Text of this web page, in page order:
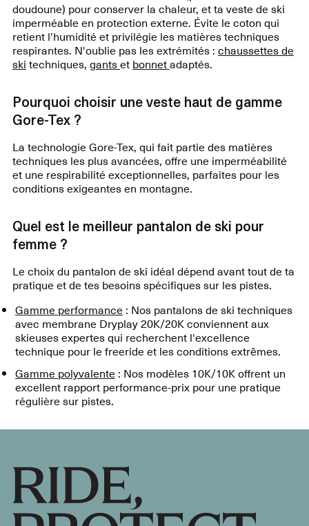
doudoune) pour conserver la chaleur, et ta veste de ski
imperméable en protection externe. Évite le coton qui
retient l'humidité et privilégie les matières techniques
respirantes. N'oublie pas les extrémités : chaussettes de
ski techniques, gantset bonnetadaptés.
Pourquoi choisir une veste haut de gamme
Gore-Tex ?
La technologie Gore-Tex, qui fait partie des matières
techniques les plus avancées, offre une imperméabilité
et une respirabilité exceptionnelles, parfaites pour les
conditions exigeantes en montagne.
Quel est le meilleur pantalon de ski pour
femme ?
Le choix du pantalon de ski idéal dépend avant tout de ta
Gamme performance: Nos pantalons de ski techniques
avec membrane Dryplay 20K/20K conviennent aux
skieuses expertes qui recherchent l'excellence
technique pour le freeride et les conditions extrêmes.
Gamme polyvalente: Nos modèles 10K/10K offrent un
excellent rapport performance-prix pour une pratique
régulière sur pistes.